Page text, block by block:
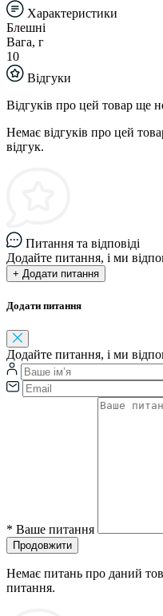
Характеристики
Блешні
Вага, г
10
Відгуки
Відгуків про цей товар ще
Немає відгуків про цей
відгук.
Питання та відповіді
Додайте питання, і ми
+ Додати питання
Додати питання
Додайте питання, і ми
* Ваше питання
Продовжити
Немає питань про даний
питання.